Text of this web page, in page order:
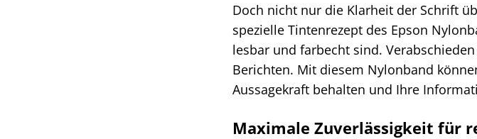
Doch nicht nur die Klarheit der Schrift
spezielle Tintenrezept des Epson
lesbar und farbecht sind.
Berichten. Mit diesem Nylonband
Aussagekraft behalten und Ihre
Maximale Zuverlässigkeit für